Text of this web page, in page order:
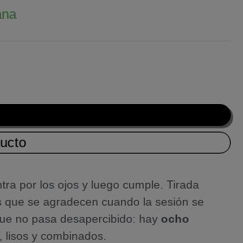
por los ojos y luego cumple. Tirada
que se agradecen cuando la sesión se
no pasa desapercibido: hay ocho
lisos y combinados.